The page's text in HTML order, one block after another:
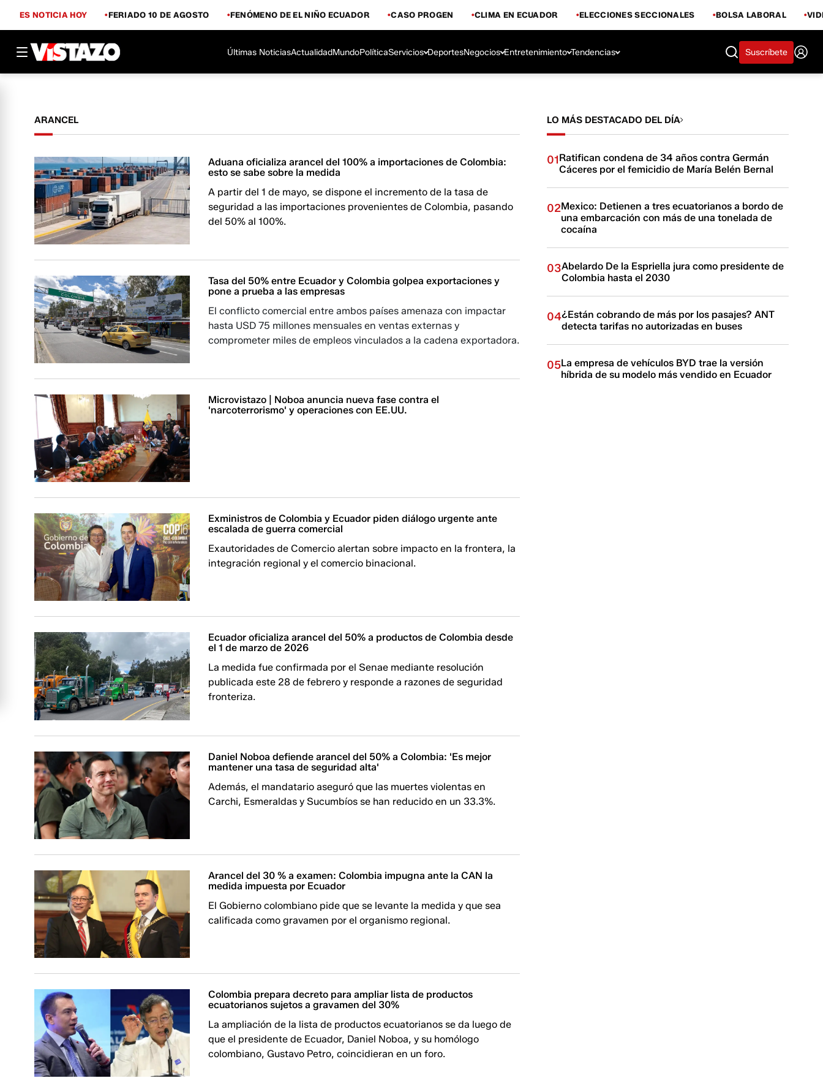
ES NOTICIA HOY FERIADO 10 DE AGOSTO FENÓMENO DE EL NIÑO ECUADOR CASO PROGEN CLIMA EN ECUADOR ELECCIONES SECCIONALES BOLSA LABORAL
Últimas NoticiasActualidadMundoPolíticaServicios DeportesNegocios Entretenimiento Tendencias Suscríbete
ARANCEL
Aduana oficializa arancel del 100% a importaciones de Colombia:
esto se sabe sobre la medida
A partir del 1 de mayo, se dispone el incremento de la tasa de
seguridad a las importaciones provenientes de Colombia, pasando
del 50% al 100%.
Tasa del 50% entre Ecuador y Colombia golpea exportaciones y
pone a prueba a las empresas
El conflicto comercial entre ambos países amenaza con impactar
hasta USD 75 millones mensuales en ventas externas y
comprometer miles de empleos vinculados a la cadena exportadora.
Microvistazo | Noboa anuncia nueva fase contra el
'narcoterrorismo' y operaciones con EE.UU.
Exministros de Colombia y Ecuador piden diálogo urgente ante
escalada de guerra comercial
Exautoridades de Comercio alertan sobre impacto en la frontera, la
integración regional y el comercio binacional.
Ecuador oficializa arancel del 50% a productos de Colombia desde
el 1 de marzo de 2026
La medida fue confirmada por el Senae mediante resolución
publicada este 28 de febrero y responde a razones de seguridad
fronteriza.
Daniel Noboa defiende arancel del 50% a Colombia: 'Es mejor
mantener una tasa de seguridad alta'
Además, el mandatario aseguró que las muertes violentas en
Carchi, Esmeraldas y Sucumbíos se han reducido en un 33.3%.
Arancel del 30 % a examen: Colombia impugna ante la CAN la
medida impuesta por Ecuador
El Gobierno colombiano pide que se levante la medida y que sea
calificada como gravamen por el organismo regional.
Colombia prepara decreto para ampliar lista de productos
ecuatorianos sujetos a gravamen del 30%
La ampliación de la lista de productos ecuatorianos se da luego de
que el presidente de Ecuador, Daniel Noboa, y su homólogo
colombiano, Gustavo Petro, coincidieran en un foro.
LO MÁS DESTACADO DEL DÍA
01Ratifican condena de 34 años contra Germán
Cáceres por el femicidio de María Belén Bernal
02Mexico: Detienen a tres ecuatorianos a bordo de
una embarcación con más de una tonelada de
cocaína
03Abelardo De la Espriella jura como presidente de
Colombia hasta el 2030
04¿Están cobrando de más por los pasajes? ANT
detecta tarifas no autorizadas en buses
05La empresa de vehículos BYD trae la versión
híbrida de su modelo más vendido en Ecuador